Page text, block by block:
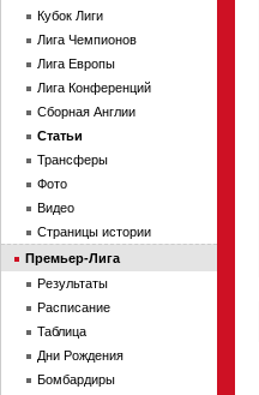
Кубок Лиги
Лига Чемпионов
Лига Европы
Лига Конференций
Сборная Англии
Статьи
Трансферы
Фото
Видео
Страницы истории
Премьер-Лига
Результаты
Расписание
Таблица
Дни Рождения
Бомбардиры